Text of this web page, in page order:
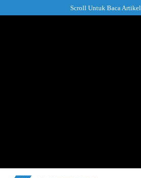
ke
Scroll Untuk Baca Artikel